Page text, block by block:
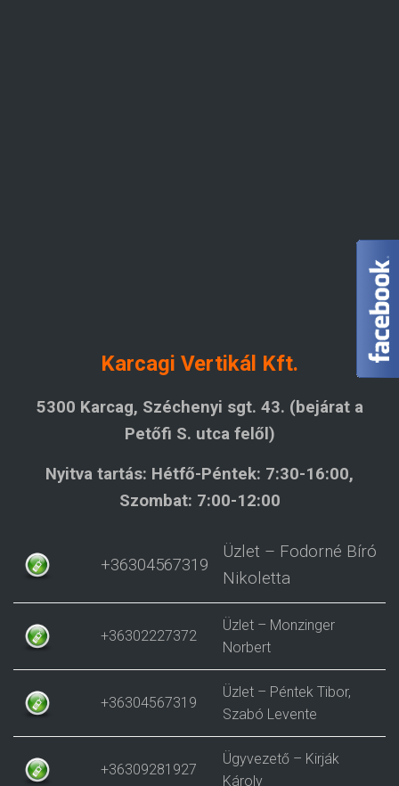
Karcagi Vertikál Kft.
5300 Karcag, Széchenyi sgt. 43. (bejárat a
Petőfi S. utca felől)
Nyitva tartás: Hétfő-Péntek: 7:30-16:00,
Szombat: 7:00-12:00
+36304567319
Üzlet – Fodorné Bíró
Nikoletta
+36302227372
Üzlet – Monzinger
Norbert
+36304567319
Üzlet – Péntek Tibor,
Szabó Levente
+36309281927
Ügyvezető – Kirják
Károly